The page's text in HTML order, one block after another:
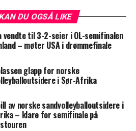
DU OGSÅ LIKE
vendte til 3-2-seier i OL-semifinalen
– møter USA i drømmefinale
glapp for norske
i Sør-Afrika
av norske sandvolleyballoutsidere i
– klare for semifinale på